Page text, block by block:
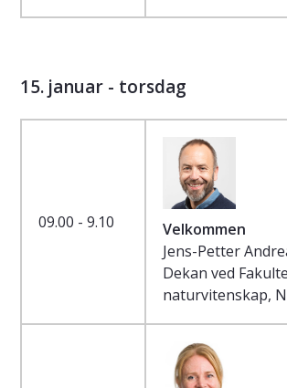
15. januar - torsdag
09.00 - 9.10
Velkommen
Jens-Petter
Dekan ved
naturvitenskap,